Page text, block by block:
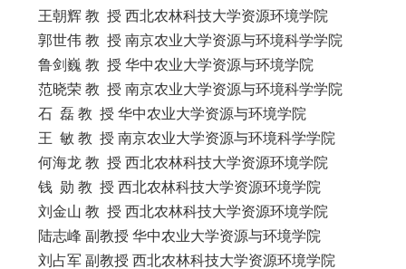
王朝辉 教 授 西北农林科技大学资源环境学院
郭世伟 教 授 南京农业大学资源与环境科学学院
鲁剑巍 教 授 华中农业大学资源与环境学院
范晓荣 教 授 南京农业大学资源与环境科学学院
石 磊 教 授 华中农业大学资源与环境学院
王 敏 教 授 南京农业大学资源与环境科学学院
何海龙 教 授 西北农林科技大学资源环境学院
钱 勋 教 授 西北农林科技大学资源环境学院
刘金山 教 授 西北农林科技大学资源环境学院
陆志峰 副教授 华中农业大学资源与环境学院
刘占军 副教授 西北农林科技大学资源环境学院